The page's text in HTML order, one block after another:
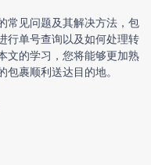
常见问题及其解决方法，包
行单号查询以及如何处理转
文的学习，您将能够更加熟
包裹顺利送达目的地。